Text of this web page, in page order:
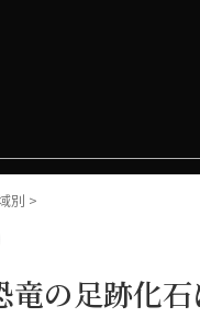
別 >
竜の足跡化